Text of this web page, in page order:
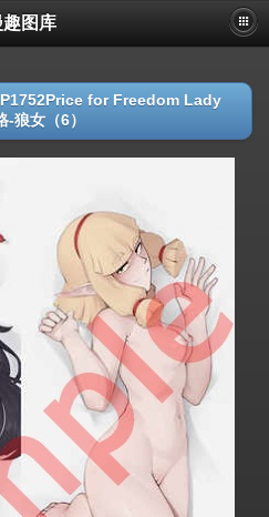
趣图库
P1752Price for Freedom Lady
狼女（6）